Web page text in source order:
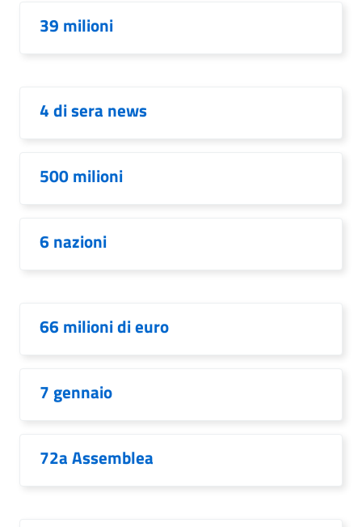
39 milioni
4 di sera news
500 milioni
6 nazioni
66 milioni di euro
7 gennaio
72a Assemblea